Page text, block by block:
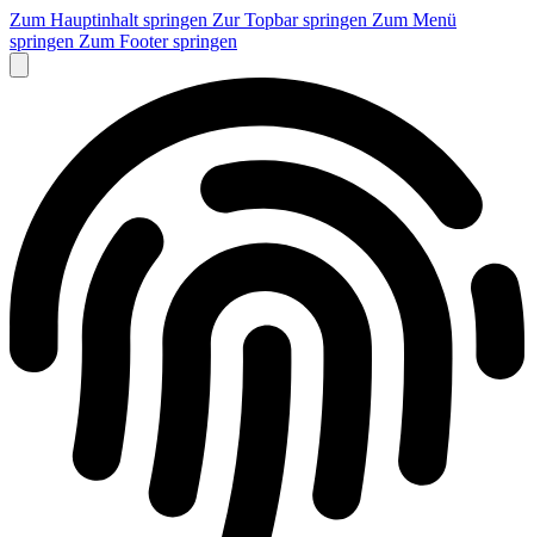
Zum Hauptinhalt springen Zur Topbar springen Zum Menü
springen Zum Footer springen